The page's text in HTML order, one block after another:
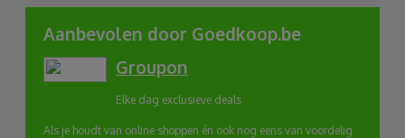
Aanbevolen door Goedkoop.be
Groupon
Elke dag exclusieve deals
Als je houdt van online shoppen én ook nog eens van voordelig